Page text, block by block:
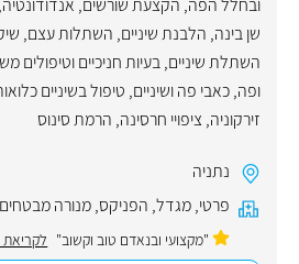
שן בינה, הלבנת שיניים, השתלות עצם,
השתלת שיניים,בעיות חניכיים וטיפולים
ופה,כאבי פה ושיניים, טיפול בשיניים
זירקוניה, ציפויי חרסינה, הרמת סינוס
נתניה
פרטי,מגדל, הפניקס,מנורה מבטחים
"מקצועי ובנאדם טוב וקשוב" לקריאת